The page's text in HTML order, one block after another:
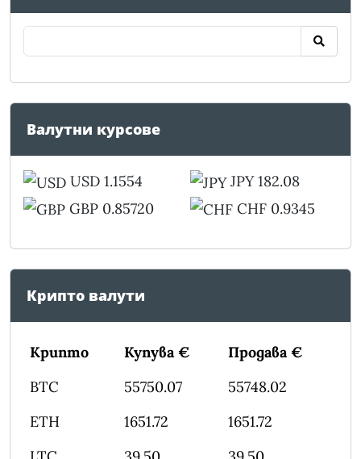
Валутни курсове
USD 1.1554
GBP 0.85720
JPY 182.08
CHF 0.9345
Крипто валути
Крипто Купува €
Продава €
BTC
55750.07
55748.02
ETH
1651.72
1651.72